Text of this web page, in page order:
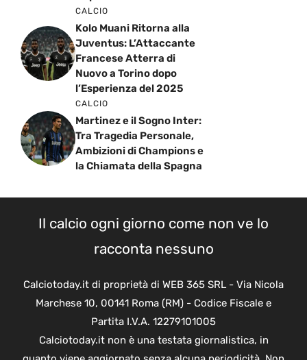
CALCIO
Kolo Muani Ritorna alla
Juventus: L’Attaccante
Francese Atterra di
Nuovo a Torino dopo
l’Esperienza del 2025
CALCIO
Martinez e il Sogno Inter:
Tra Tragedia Personale,
Ambizioni di Champions e
la Chiamata della Spagna
Il calcio ogni giorno come non ve lo
racconta nessuno
Calciotoday.it di proprietà di WEB 365 SRL - Via Nicola
Marchese 10, 00141 Roma (RM) - Codice Fiscale e
Partita I.V.A. 12279101005
Calciotoday.it non è una testata giornalistica, in